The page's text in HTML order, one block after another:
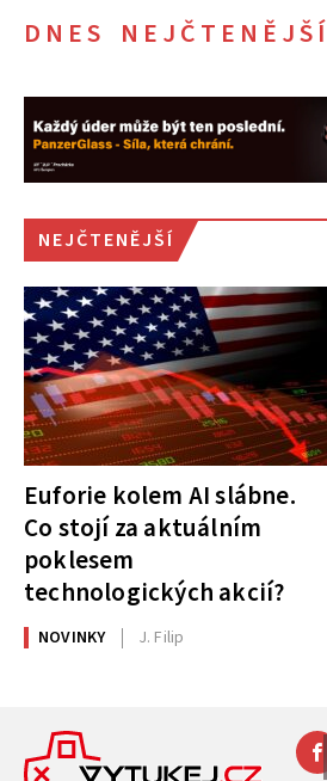
DNES NEJČTENĚJŠÍ
NEJČTENĚJŠÍ
Euforie kolem AI slábne.
Co stojí za aktuálním
poklesem
technologických akcií?
NOVINKY J. Filip